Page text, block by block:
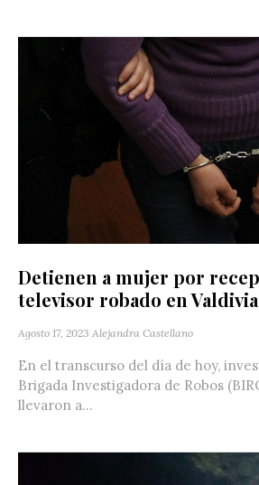
Detienen a mujer por
televisor robado en Valdivia
Agosto 17, 2023 Alejandra Castellano
En el transcurso del día de hoy,
Brigada Investigadora de Robos
llevaron a...